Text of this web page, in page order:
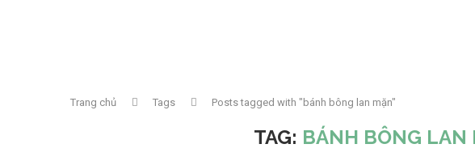
Trang chủ Tags Posts tagged with "bánh bông lan mặn"
TAG: BÁNH BÔNG LAN